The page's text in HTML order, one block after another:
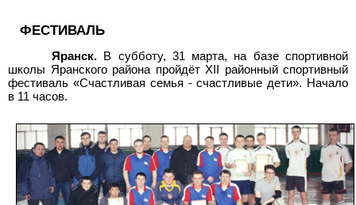
ФЕСТИВАЛЬ
Яранск.
В субботу, 31 марта, на базе спортивной
школы Яранского района пройдёт XII районный спортивный
фестиваль «Счастливая семья - счастливые дети». Начало
в 11 часов.